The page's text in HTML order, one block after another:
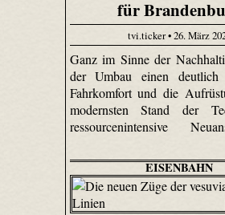
für
tvi.ticker • 26. März
Ganz im Sinne der
der Umbau einen deutlich
Fahrkomfort und die
modernsten Stand der
ressourcenintensive
EISENBAHN